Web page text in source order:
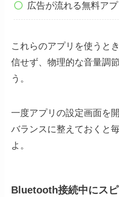
広告が流れる無料アプ
これらのアプリを使うと
信せず、物理的な音量調
う。
一度アプリの設定画面を
バランスに整えておくと
よ。
Bluetooth接続中にス